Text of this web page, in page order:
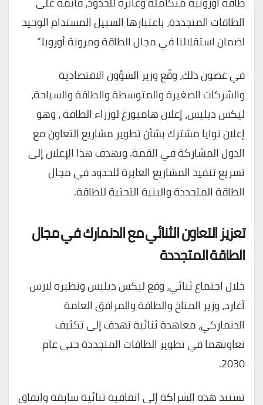
الطاقات المتجددة، باعتبارها السبيل المستدام الوحيد
لضمان استقلالنا في مجال الطاقة ومرونة أوروبا.”
في غضون ذلك، وقّع وزير الشؤون الاقتصادية
والشركات الصغيرة والمتوسطة والطاقة والسياحة،
ليكس ديليس، إعلان هامبورغ لوزراء الطاقة ، وهو
إعلان نوايا مشترك بشأن تطوير مشاريع التعاون مع
الدول المشاركة في القمة. ويهدف هذا الإعلان إلى
تسريع تنفيذ المشاريع العابرة للحدود في مجال
الطاقة المتجددة والبنية التحتية للطاقة.
تعزيز التعاون الثنائي مع الدنمارك في مجال
الطاقة المتجددة
خلال اجتماع ثنائي، وقع ليكس ديليس ونظيره لارس
آغارد، وزير المناخ والطاقة والمرافق العامة
الدنماركي، معاهدة ثنائية تهدف إلى تكثيف
تعاونهما في تطوير الطاقات المتجددة حتى عام
2030.
تستند هذه الشراكة إلى اتفاقية ثنائية سابقة واتفاق